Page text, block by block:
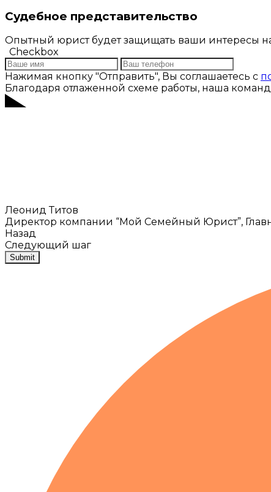
Судебное представительство
Опытный юрист будет защищать ваши интересы
Checkbox
Нажимая кнопку "Отправить", Вы соглашаетесь с
Благодаря отлаженной схеме работы, наша
Леонид Титов
Директор компании “Мой Семейный Юрист”,
Назад
Следующий шаг